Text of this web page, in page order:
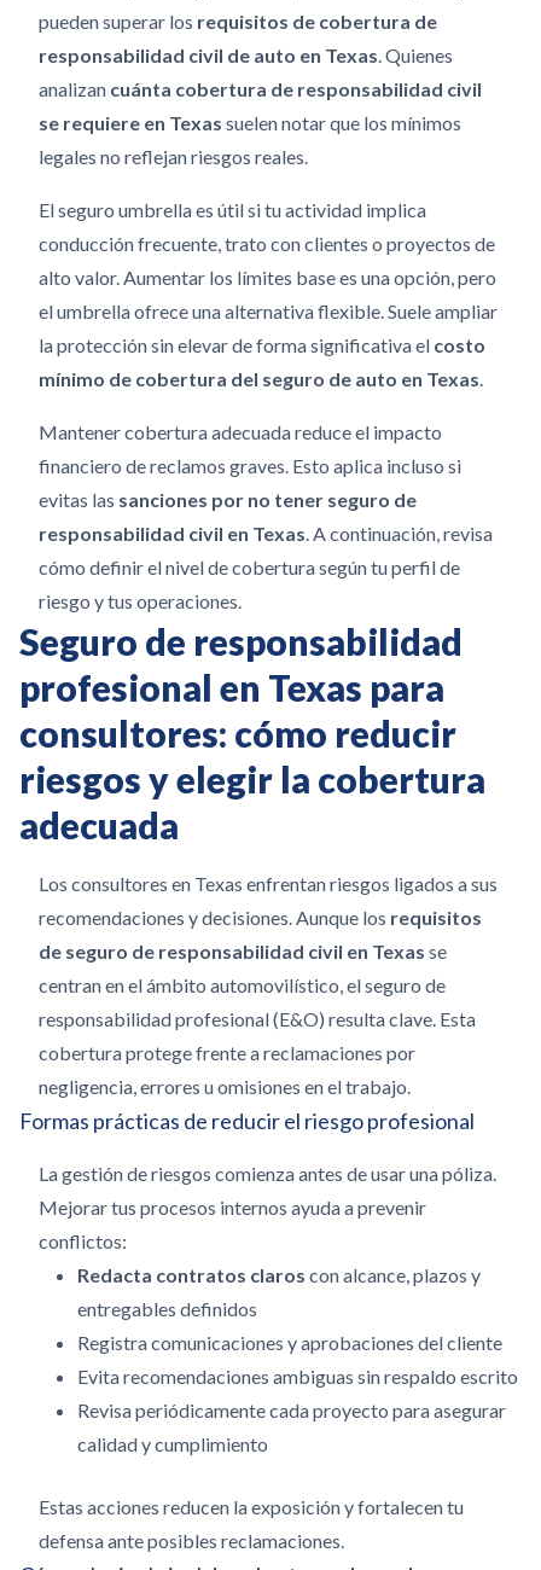
pueden superar los requisitos de cobertura de
responsabilidad civil de auto en Texas. Quienes
analizan cuánta cobertura de responsabilidad civil
se requiere en Texas suelen notar que los mínimos
legales no reflejan riesgos reales.
El seguro umbrella es útil si tu actividad implica
conducción frecuente, trato con clientes o proyectos de
alto valor. Aumentar los límites base es una opción, pero
el umbrella ofrece una alternativa flexible. Suele ampliar
la protección sin elevar de forma significativa el costo
mínimo de cobertura del seguro de auto en Texas.
Mantener cobertura adecuada reduce el impacto
financiero de reclamos graves. Esto aplica incluso si
evitas las sanciones por no tener seguro de
responsabilidad civil en Texas. A continuación, revisa
cómo definir el nivel de cobertura según tu perfil de
riesgo y tus operaciones.
Seguro de responsabilidad
profesional en Texas para
consultores: cómo reducir
riesgos y elegir la cobertura
adecuada
Los consultores en Texas enfrentan riesgos ligados a sus
recomendaciones y decisiones. Aunque los requisitos
de seguro de responsabilidad civil en Texas se
centran en el ámbito automovilístico, el seguro de
responsabilidad profesional (E&O) resulta clave. Esta
cobertura protege frente a reclamaciones por
negligencia, errores u omisiones en el trabajo.
Formas prácticas de reducir el riesgo profesional
La gestión de riesgos comienza antes de usar una póliza.
Mejorar tus procesos internos ayuda a prevenir
conflictos:
Redacta contratos claros con alcance, plazos y
entregables definidos
Registra comunicaciones y aprobaciones del cliente
Evita recomendaciones ambiguas sin respaldo escrito
Revisa periódicamente cada proyecto para asegurar
calidad y cumplimiento
Estas acciones reducen la exposición y fortalecen tu
defensa ante posibles reclamaciones.